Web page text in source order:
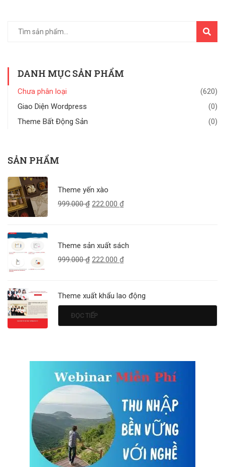
TÌM
KIẾM
DANH MỤC SẢN PHẨM
Chưa phân loại
(620)
Giao Diện Wordpress
(0)
Theme Bất Động Sản
(0)
SẢN PHẨM
Theme yến xào
999.000₫ 222.000 ₫
Theme sản xuất sách
999.000₫ 222.000 ₫
Theme xuất khẩu lao động
ĐỌC TIẾP